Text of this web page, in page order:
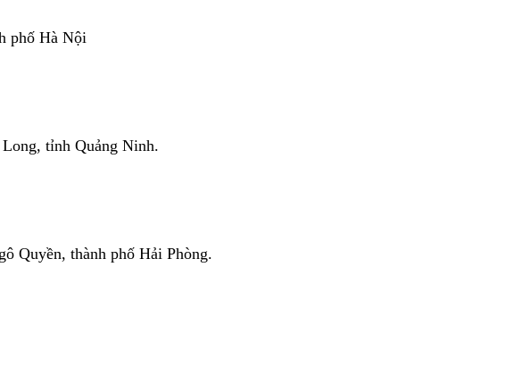
phố Hà Nội
tỉnh Quảng Ninh.
Quyền, thành phố Hải Phòng.